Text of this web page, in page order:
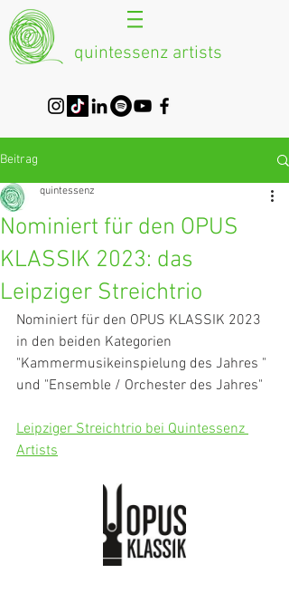
quintessenz artists
Beitrag
Nominiert für den OPUS
KLASSIK 2023: das
Leipziger Streichtrio
quintessenz
Nominiert für den OPUS KLASSIK 2023
in den beiden Kategorien
"Kammermusikeinspielung des Jahres "
und "Ensemble / Orchester des Jahres"
Leipziger Streichtrio bei Quintessenz
Artists